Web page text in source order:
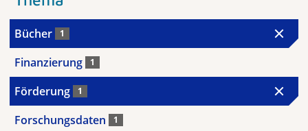
Bücher 1
Finanzierung 1
Förderung 1
Forschungsdaten 1